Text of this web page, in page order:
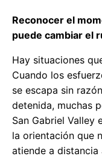
Reconocer el
puede cambiar el
Hay situaciones
Cuando los
se escapa sin
detenida, muchas
San Gabriel Valley
la orientación que
atiende a